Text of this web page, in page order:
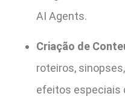
AI Agents.
Criação de
roteiros,
efeitos especiais